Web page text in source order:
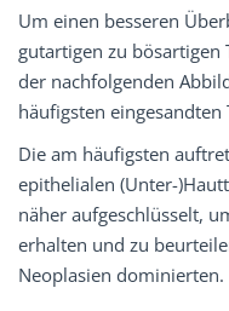
Um einen besseren
gutartigen zu
der nachfolgenden
häufigsten eingesandten
Die am häufigsten
epithelialen (Unter-
näher aufgeschlüsselt,
erhalten und zu
Neoplasien dominierten.